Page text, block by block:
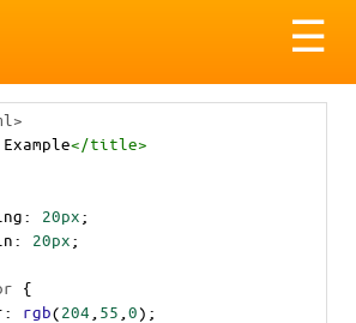
☰
</title>
: 20px;
: 20px;
{
: rgb(204 55 0);